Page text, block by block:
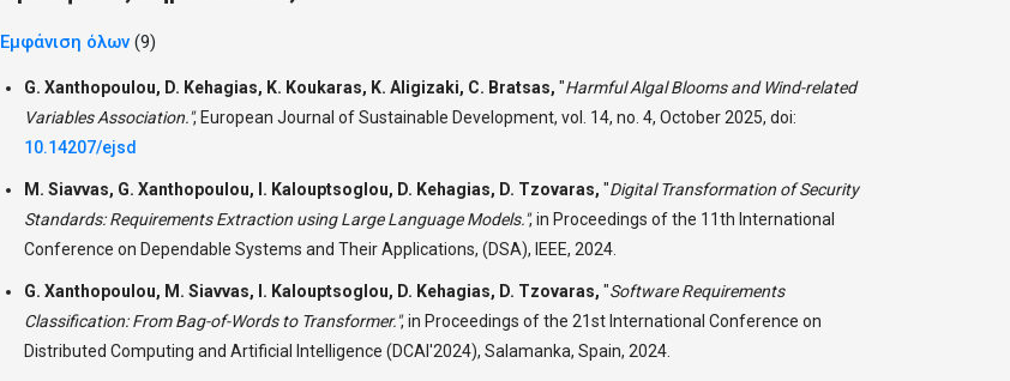
Εμφάνιση όλων (9)
G. Xanthopoulou, D. Kehagias, K. Koukaras, K. Aligizaki, C. Bratsas, "Harmful Algal Blooms and Wind-related
Variables Association.", European Journal of Sustainable Development, vol. 14, no. 4, October 2025, doi:
10.14207/ejsd
M. Siavvas, G. Xanthopoulou, I. Kalouptsoglou, D. Kehagias, D. Tzovaras, "Digital Transformation of Security
Standards: Requirements Extraction using Large Language Models.",in Proceedings of the 11th International
Conference on Dependable Systems and Their Applications, (DSA), IEEE, 2024.
G. Xanthopoulou, M. Siavvas, I. Kalouptsoglou, D. Kehagias, D. Tzovaras, "Software Requirements
Classification: From Bag-of-Words to Transformer.",in Proceedings of the 21st International Conference on
Distributed Computing and Artificial Intelligence (DCAI'2024), Salamanka, Spain, 2024.